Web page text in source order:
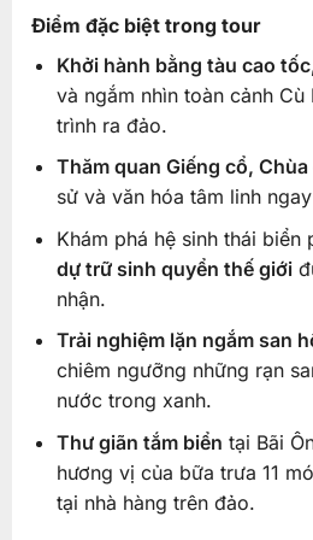
Điểm đặc biệt trong tour
Khởi hành bằng tàu cao
và ngắm nhìn toàn cảnh Cù
trình ra đảo.
Thăm quan Giếng cổ, Chùa
sử và văn hóa tâm linh
Khám phá hệ sinh thái biển
dự trữ sinh quyển thế giới
nhận.
Trải nghiệm lặn ngắm san
chiêm ngưỡng những rạn
nước trong xanh.
Thư giãn tắm biển tại Bãi
hương vị của bữa trưa 11
tại nhà hàng trên đảo.